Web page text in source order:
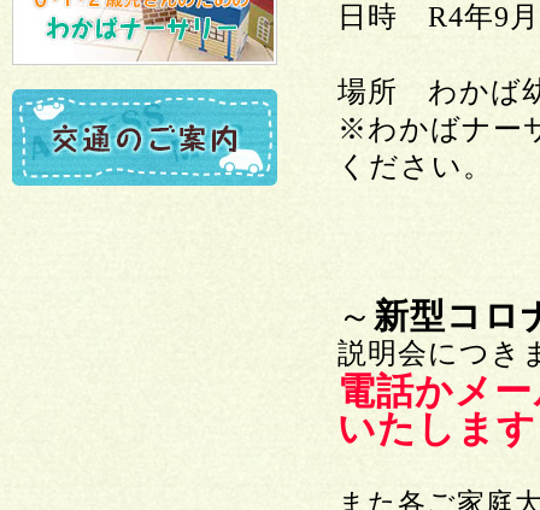
日時 R4年
場所 わかば
※わかばナー
ください。
～ 新型コロ
説明会につき
電話かメ
いたしま
また各ご家庭